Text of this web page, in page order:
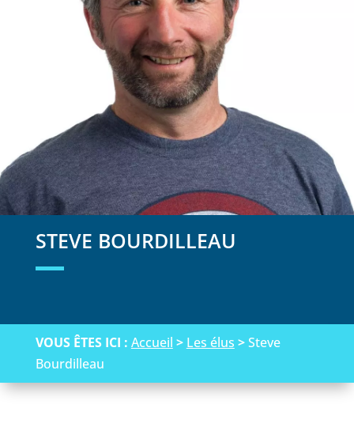
STEVE BOURDILLEAU
VOUS ÊTES ICI : Accueil > Les élus >Steve
Bourdilleau